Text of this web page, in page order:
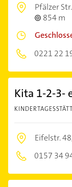
Pfälzer
854 m
0221 22
Kita 1-2-3-
Eifelstr.
0157 34